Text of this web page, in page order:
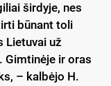
širdyje, nes
būnant toli
Lietuvai už
Gimtinėje ir oras
– kalbėjo H.